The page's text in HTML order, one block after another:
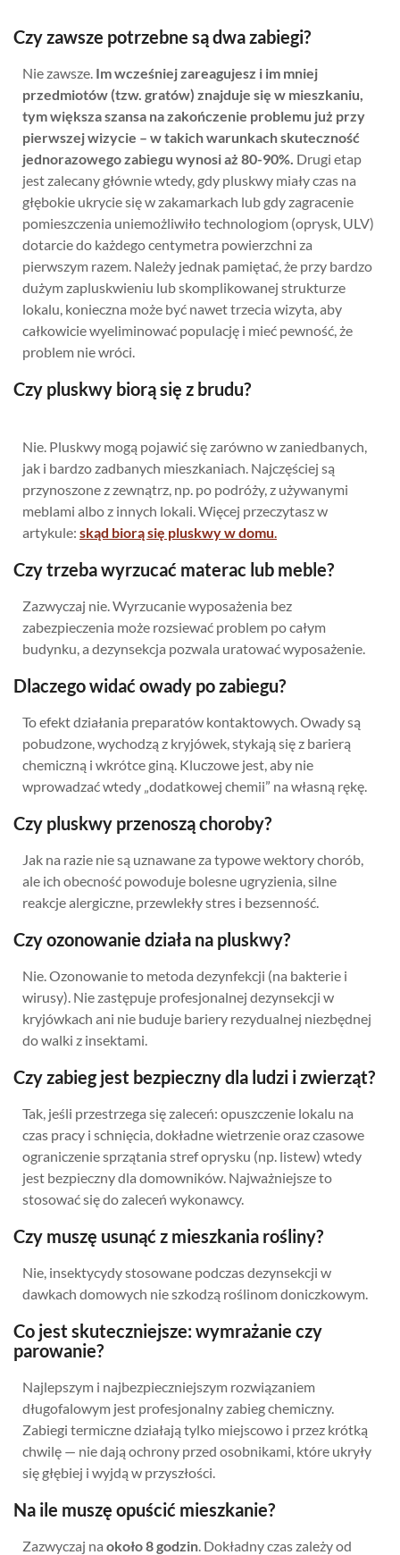
Czy zawsze potrzebne są dwa zabiegi?
Nie zawsze. Im wcześniej zareagujesz i im mniej
przedmiotów (tzw. gratów) znajduje się w mieszkaniu,
tym większa szansa na zakończenie problemu już przy
pierwszej wizycie – w takich warunkach skuteczność
jednorazowego zabiegu wynosi aż 80-90%. Drugi etap
jest zalecany głównie wtedy, gdy pluskwy miały czas na
głębokie ukrycie się w zakamarkach lub gdy zagracenie
pomieszczenia uniemożliwiło technologiom (oprysk, ULV)
dotarcie do każdego centymetra powierzchni za
pierwszym razem. Należy jednak pamiętać, że przy bardzo
dużym zapluskwieniu lub skomplikowanej strukturze
lokalu, konieczna może być nawet trzecia wizyta, aby
całkowicie wyeliminować populację i mieć pewność, że
problem nie wróci.
Czy pluskwy biorą się z brudu?
Nie. Pluskwy mogą pojawić się zarówno w zaniedbanych,
jak i bardzo zadbanych mieszkaniach. Najczęściej są
przynoszone z zewnątrz, np. po podróży, z używanymi
meblami albo z innych lokali. Więcej przeczytasz w
artykule: skąd biorą się pluskwy w domu.
Czy trzeba wyrzucać materac lub meble?
Zazwyczaj nie. Wyrzucanie wyposażenia bez
zabezpieczenia może rozsiewać problem po całym
budynku, a dezynsekcja pozwala uratować wyposażenie.
Dlaczego widać owady po zabiegu?
To efekt działania preparatów kontaktowych. Owady są
pobudzone, wychodzą z kryjówek, stykają się z barierą
chemiczną i wkrótce giną. Kluczowe jest, aby nie
wprowadzać wtedy „dodatkowej chemii” na własną rękę.
Czy pluskwy przenoszą choroby?
Jak na razie nie są uznawane za typowe wektory chorób,
ale ich obecność powoduje bolesne ugryzienia, silne
reakcje alergiczne, przewlekły stres i bezsenność.
Czy ozonowanie działa na pluskwy?
Nie. Ozonowanie to metoda dezynfekcji (na bakterie i
wirusy). Nie zastępuje profesjonalnej dezynsekcji w
kryjówkach ani nie buduje bariery rezydualnej niezbędnej
do walki z insektami.
Czy zabieg jest bezpieczny dla ludzi i zwierząt?
Tak, jeśli przestrzega się zaleceń: opuszczenie lokalu na
czas pracy i schnięcia, dokładne wietrzenie oraz czasowe
ograniczenie sprzątania stref oprysku (np. listew) wtedy
jest bezpieczny dla domowników. Najważniejsze to
stosować się do zaleceń wykonawcy.
Czy muszę usunąć z mieszkania rośliny?
Nie, insektycydy stosowane podczas dezynsekcji w
dawkach domowych nie szkodzą roślinom doniczkowym.
Co jest skuteczniejsze: wymrażanie czy
parowanie?
Najlepszym i najbezpieczniejszym rozwiązaniem
długofalowym jest profesjonalny zabieg chemiczny.
Zabiegi termiczne działają tylko miejscowo i przez krótką
chwilę — nie dają ochrony przed osobnikami, które ukryły
się głębiej i wyjdą w przyszłości.
Na ile muszę opuścić mieszkanie?
Zazwyczaj na około 8 godzin. Dokładny czas zależy od